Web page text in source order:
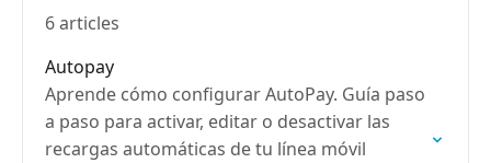
6 articles
Autopay
Aprende cómo configurar AutoPay. Guía paso
a paso para activar, editar o desactivar las
recargas automáticas de tu línea móvil